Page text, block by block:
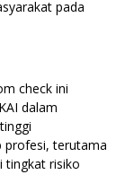
pada
check ini
dalam
profesi, terutama
tingkat risiko